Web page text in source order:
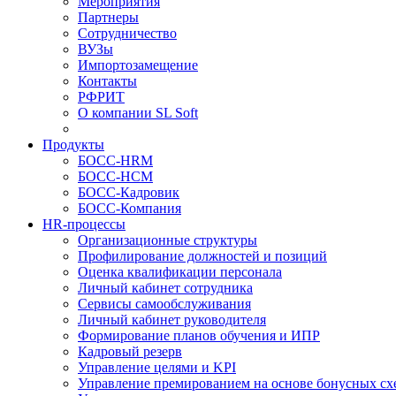
Партнеры
Сотрудничество
ВУЗы
Импортозамещение
Контакты
РФРИТ
О компании SL Soft
Продукты
БОСС-HRM
БОСС-HCM
БОСС-Кадровик
БОСС-Компания
HR-процессы
Организационные структуры
Профилирование должностей и позиций
Оценка квалификации персонала
Личный кабинет сотрудника
Сервисы самообслуживания
Личный кабинет руководителя
Формирование планов обучения и ИПР
Кадровый резерв
Управление целями и KPI
Управление премированием на основе бонусных